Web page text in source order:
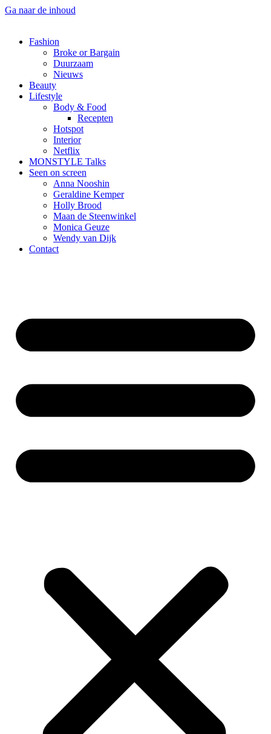
Ga naar de inhoud
Fashion
Broke or Bargain
Duurzaam
Nieuws
Beauty
Lifestyle
Body & Food
Recepten
Hotspot
Interior
Netflix
MONSTYLE Talks
Seen on screen
Anna Nooshin
Geraldine Kemper
Holly Brood
Maan de Steenwinkel
Monica Geuze
Wendy van Dijk
Contact